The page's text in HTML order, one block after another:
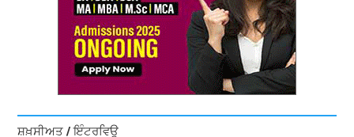
ਸ਼ਖ਼ਸੀਅਤ / ਇੰਟਰਵਿਊ